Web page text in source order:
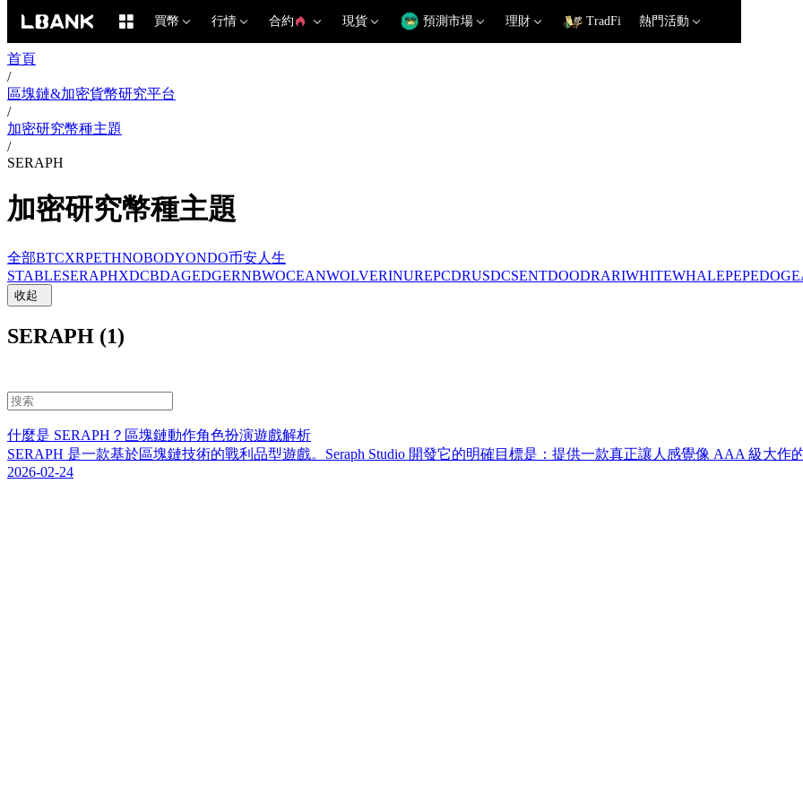
買幣 行情 合約 現貨 預測市場 理財 TradFi 熱門活動
首頁
/
區塊鏈&加密貨幣研究平台
/
加密研究幣種主題
/
SERAPH
加密研究幣種主題
全部BTCXRPETHNOBODYONDO币安人生
STABLESERAPHXDCBDAGEDGERNBWOCEANWOLVERINUREPCDRUSDCSENTDOODRARIWHITEWHALEPEPEDOGE
收起
SERAPH (1)
什麼是 SERAPH？區塊鏈動作角色扮演遊戲解析
SERAPH 是一款基於區塊鏈技術的戰利品型遊戲。Seraph Studio 開發它的明確目標是：提供一款真正讓人感覺像 AAA 級大作
2026-02-24